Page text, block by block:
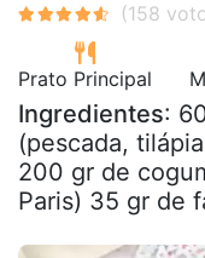
Prato Principal
Ingredientes:
(pescada,
200 gr de
Paris) 35 gr de